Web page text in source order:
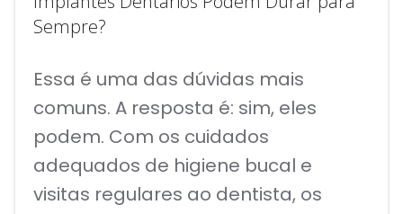
Sempre?
Essa é uma das dúvidas mais
comuns. A resposta é: sim, eles
podem. Com os cuidados
adequados de higiene bucal e
visitas regulares ao dentista, os